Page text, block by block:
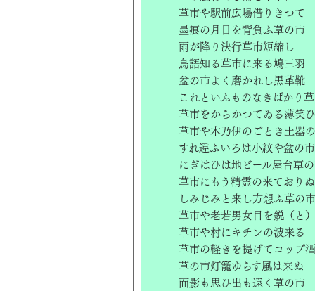
草市や駅前広場借りきつて
墨痕の月日を背負ふ草の市
雨が降り決行草市短縮し
鳥語知る草市に来る鳩三羽
盆の市よく磨かれし黒革靴
これといふものなきばかり
草市をからかつてゐる薄笑ひ
草市や木乃伊のごとき土器
すれ違ふいろは小紋や盆の市
にぎはひは地ビール屋台草
草市にもう精霊の来ておりぬ
しみじみと来し方想ふ草の市
草市や老若男女目を鋭（と
草市や村にキチンの波来る
草市の軽きを提げてコップ酒
草の市灯籠ゆらす風は来ぬ
面影も思ひ出も遠く草の市